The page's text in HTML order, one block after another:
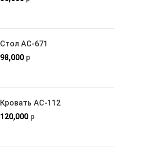
Стол АС-671
98,000 р
Кровать АС-112
120,000 р